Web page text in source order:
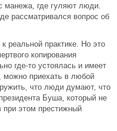
манежа, где гуляют люди.
рассматривался вопрос об
реальной практике. Но это
копирования
где-то устоялась и имеет
можно приехать в любой
что люди думают, что
Буша, который не
при этом престижный